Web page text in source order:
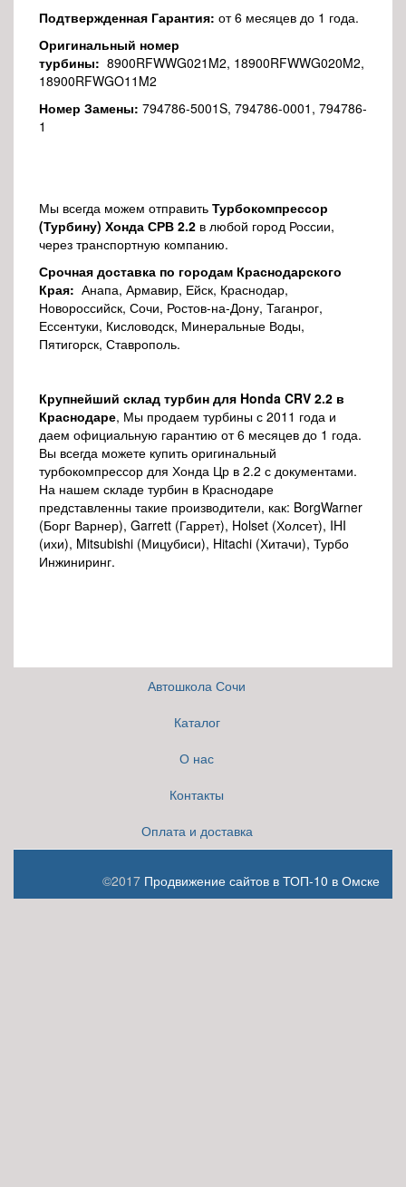
Подтвержденная Гарантия: от 6 месяцев до 1 года.
Оригинальный номер
турбины: 8900RFWWG021M2, 18900RFWWG020M2,
18900RFWGO11M2
Номер Замены: 794786-5001S, 794786-0001, 794786-
1
Мы всегда можем отправить Турбокомпрессор
(Турбину) Хонда СРВ 2.2 в любой город России,
через транспортную компанию.
Срочная доставка по городам Краснодарского
Края: Анапа, Армавир, Ейск, Краснодар,
Новороссийск, Сочи, Ростов-на-Дону, Таганрог,
Ессентуки, Кисловодск, Минеральные Воды,
Пятигорск, Ставрополь.
Крупнейший склад турбин для Honda CRV 2.2 в
Краснодаре, Мы продаем турбины с 2011 года и
даем официальную гарантию от 6 месяцев до 1 года.
Вы всегда можете купить оригинальный
турбокомпрессор для Хонда Цр в 2.2 с документами.
На нашем складе турбин в Краснодаре
представленны такие производители, как: BorgWarner
(Борг Варнер), Garrett (Гаррет), Holset (Холсет), IHI
(ихи), Mitsubishi (Мицубиси), Hitachi (Хитачи), Турбо
Инжиниринг.
Автошкола Сочи
Каталог
О нас
Контакты
Оплата и доставка
©2017 Продвижение сайтов в ТОП-10 в Омске